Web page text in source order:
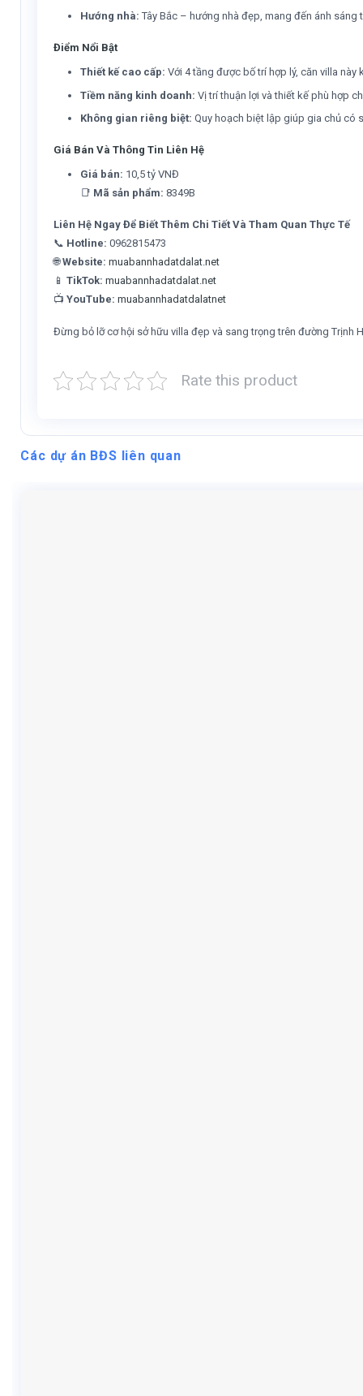
Hướng nhà: Tây Bắc – hướng nhà đẹp, mang đến ánh
Điểm Nổi Bật
Thiết kế cao cấp: Với 4 tầng được bố trí hợp lý, căn villa
Tiềm năng kinh doanh: Vị trí thuận lợi và thiết kế phù hợp
Không gian riêng biệt: Quy hoạch biệt lập giúp gia chủ có
Giá Bán Và Thông Tin Liên Hệ
Giá bán: 10,5 tỷ VNĐ
📑 Mã sản phẩm: 8349B
Liên Hệ Ngay Để Biết Thêm Chi Tiết Và Tham Quan Thực Tế
📞 Hotline: 0962815473
🌐Website: muabannhadatdalat.net
📱TikTok: muabannhadatdalat.net
📺YouTube: muabannhadatdalatnet
Đừng bỏ lỡ cơ hội sở hữu villa đẹp và sang trọng trên đường
Rate this product
Các dự án BĐS liên quan